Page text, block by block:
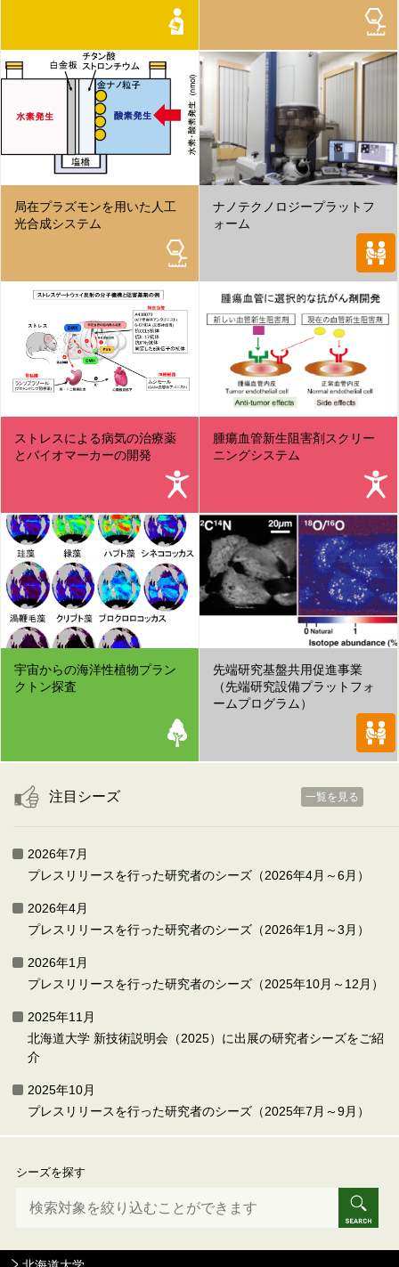
局在プラズモンを用いた人工
光合成システム
ナノテクノロジープラットフ
ォーム
ストレスによる病気の治療薬
とバイオマーカーの開発
腫瘍血管新生阻害剤スクリー
ニングシステム
宇宙からの海洋性植物プラン
クトン探査
先端研究基盤共用促進事業
（先端研究設備プラットフォ
ームプログラム）
注目シーズ 一覧を見る
2026年7月
プレスリリースを行った研究者のシーズ（2026年4月～6月）
2026年4月
プレスリリースを行った研究者のシーズ（2026年1月～3月）
2026年1月
プレスリリースを行った研究者のシーズ（2025年10月～12月）
2025年11月
北海道大学 新技術説明会（2025）に出展の研究者シーズをご紹
介
2025年10月
プレスリリースを行った研究者のシーズ（2025年7月～9月）
シーズを探す